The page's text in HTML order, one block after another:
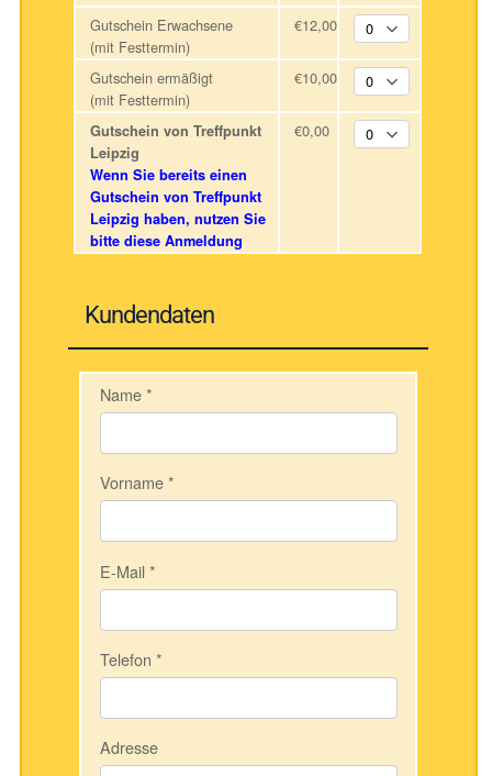
Gutschein Erwachsene
(mit Festtermin)
€12,00
Gutschein ermäßigt
(mit Festtermin)
€10,00
Gutschein von Treffpunkt
Leipzig
Wenn Sie bereits einen
Gutschein von Treffpunkt
Leipzig haben, nutzen Sie
bitte diese Anmeldung
€0,00
Kundendaten
Name*
Vorname*
E-Mail*
Telefon *
Adresse